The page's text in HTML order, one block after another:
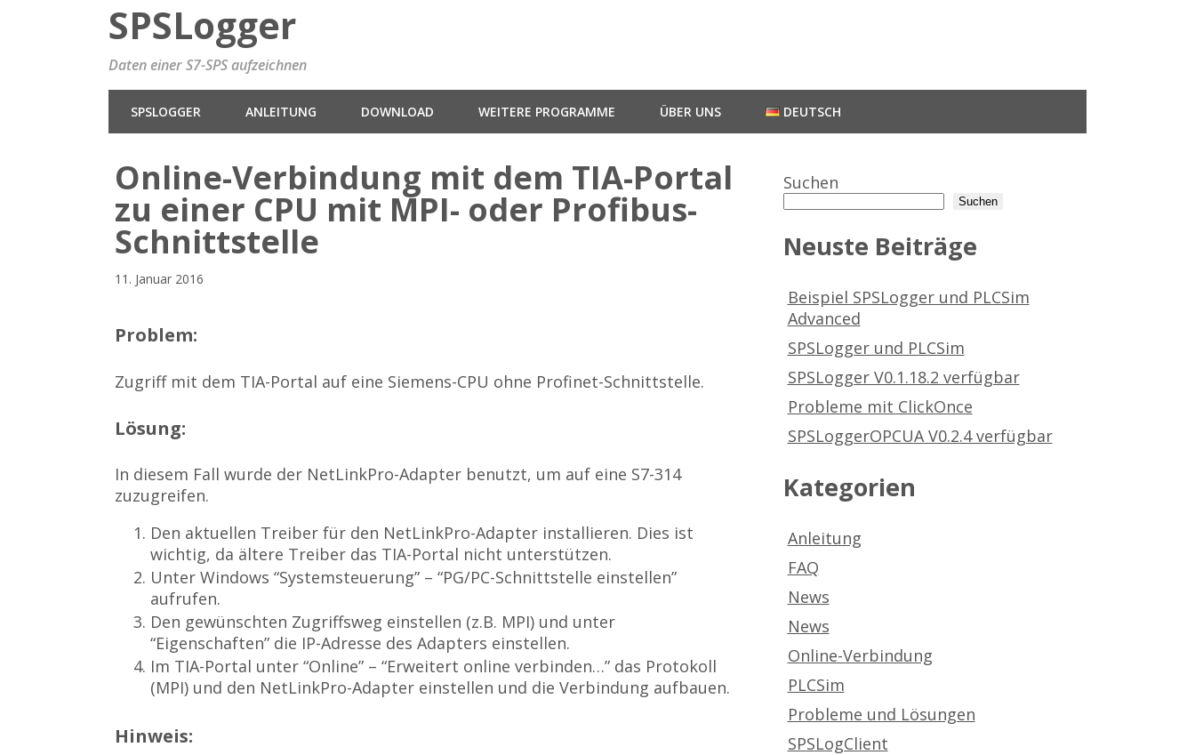
SPSLogger
Daten einer S7-SPS aufzeichnen
SPSLOGGER ANLEITUNG DOWNLOAD WEITERE PROGRAMME ÜBER UNS DEUTSCH
Online-Verbindung mit dem TIA-Portal
zu einer CPU mit MPI- oder Profibus-
Schnittstelle
11. Januar 2016
Problem:
Zugriff mit dem TIA-Portal auf eine Siemens-CPU ohne Profinet-Schnittstelle.
Lösung:
In diesem Fall wurde der NetLinkPro-Adapter benutzt, um auf eine S7-314
zuzugreifen.
Den aktuellen Treiber für den NetLinkPro-Adapter installieren. Dies ist
wichtig, da ältere Treiber das TIA-Portal nicht unterstützen.
Unter Windows “Systemsteuerung” – “PG/PC-Schnittstelle einstellen”
aufrufen.
Den gewünschten Zugriffsweg einstellen (z.B. MPI) und unter
“Eigenschaften” die IP-Adresse des Adapters einstellen.
Im TIA-Portal unter “Online” – “Erweitert online verbinden…” das Protokoll
(MPI) und den NetLinkPro-Adapter einstellen und die Verbindung aufbauen.
Hinweis:
Suchen
Suchen
Neuste Beiträge
Beispiel SPSLogger und PLCSim
Advanced
SPSLogger und PLCSim
SPSLogger V0.1.18.2 verfügbar
Probleme mit ClickOnce
SPSLoggerOPCUA V0.2.4 verfügbar
Kategorien
Anleitung
FAQ
News
News
Online-Verbindung
PLCSim
Probleme und Lösungen
SPSLogClient